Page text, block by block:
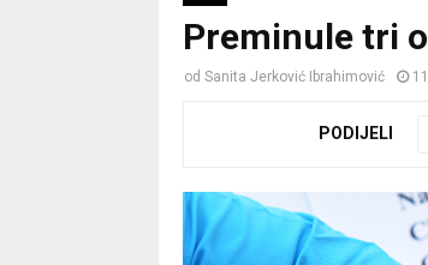
Preminule tri
od Sanita Jerković Ibrahimović
PODIJELI